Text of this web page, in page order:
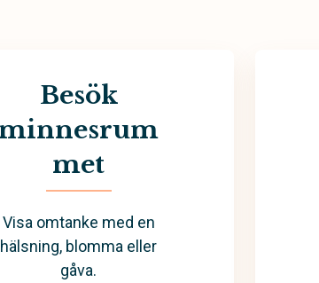
Besök
minnesrum
met
Visa omtanke med en
hälsning, blomma eller
gåva.